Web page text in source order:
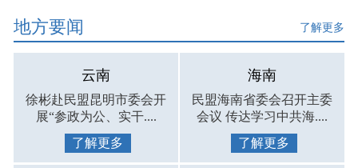
地方要闻 了解更多
云南
徐彬赴民盟昆明市委会开
展“参政为公、实干....
了解更多
海南
民盟海南省委会召开主委
会议 传达学习中共海....
了解更多